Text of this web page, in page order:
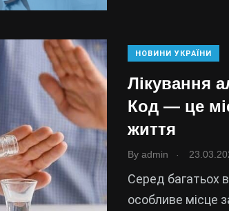
НОВИНИ УКРАЇНИ
Лікування
Код — це
життя
By admin
Серед багатьох
особливе місце